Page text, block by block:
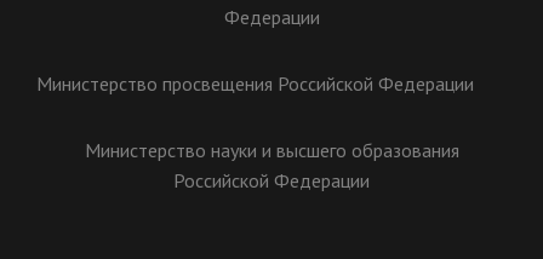
Федерации
Министерство просвещения Российской Федерации
Министерство науки и высшего образования
Российской Федерации